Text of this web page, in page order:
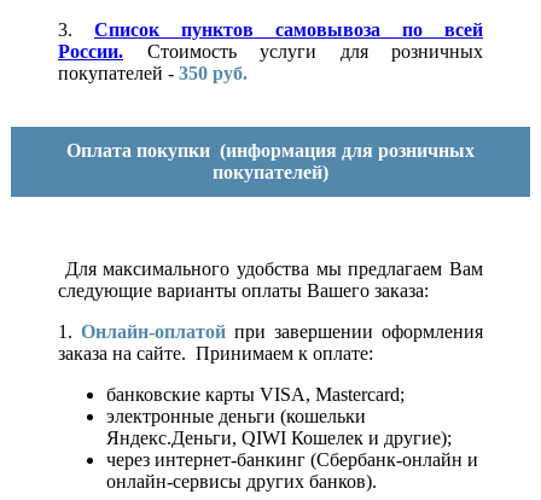
3. Список пунктов самовывоза по всей
России.
Стоимость услуги для розничных
покупателей - 350 руб.
Оплата покупки (информация для розничных
покупателей)
Для максимального удобства мы предлагаем Вам
следующие варианты оплаты Вашего заказа:
1. Онлайн-оплатой при завершении оформления
заказа на сайте. Принимаем к оплате:
банковские карты VISA, Mastercard;
электронные деньги (кошельки
Яндекс.Деньги, QIWI Кошелек и другие);
через интернет-банкинг (Сбербанк-онлайн и
онлайн-сервисы других банков).